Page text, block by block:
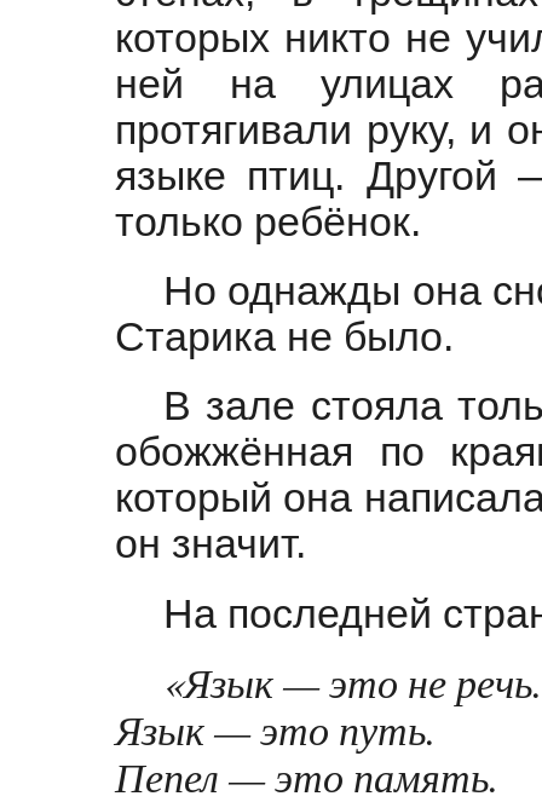
которых никто не
ней на улицах
протягивали руку, и
языке птиц. Другой
только ребёнок.
Но однажды она
Старика не было.
В зале стояла
обожжённая по
который она
он значит.
На последней
«Язык — это не речь.
Язык — это путь.
Пепел — это память.